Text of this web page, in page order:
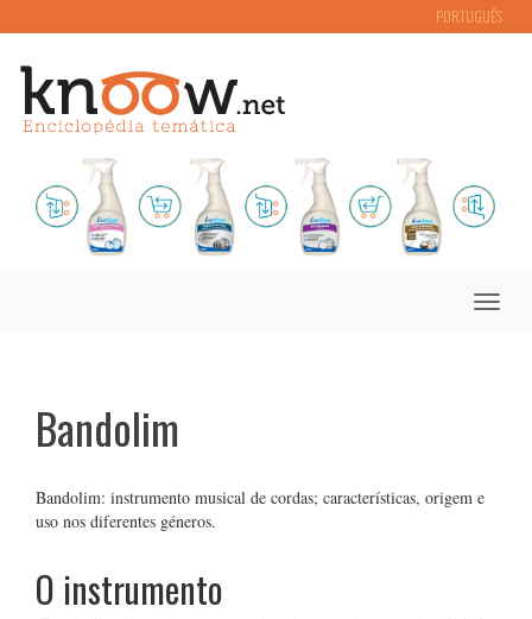
PORTUGUÊS
Toggle
Bandolim
Bandolim: instrumento musical de cordas; características, origem e
uso nos diferentes géneros.
O instrumento